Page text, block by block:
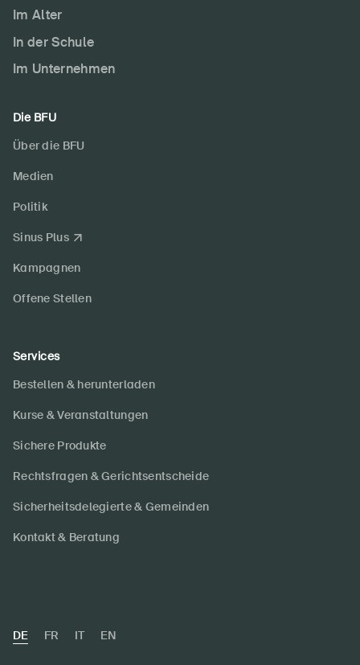
Im Alter
In der Schule
Im Unternehmen
Die BFU
Über die BFU
Medien
Politik
Sinus Plus
Kampagnen
Offene Stellen
Services
Bestellen & herunterladen
Kurse & Veranstaltungen
Sichere Produkte
Rechtsfragen & Gerichtsentscheide
Sicherheitsdelegierte & Gemeinden
Kontakt & Beratung
DE FR IT EN